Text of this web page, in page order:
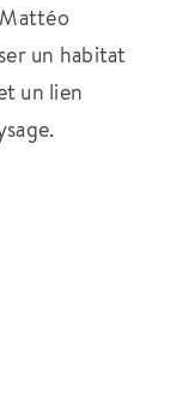
Mattéo
un habitat
un lien